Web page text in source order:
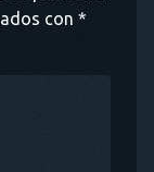
con *